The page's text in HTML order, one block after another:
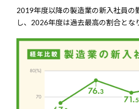
2019年度以降の製造業の新入社員の
し、2026年度は過去最高の割合とな